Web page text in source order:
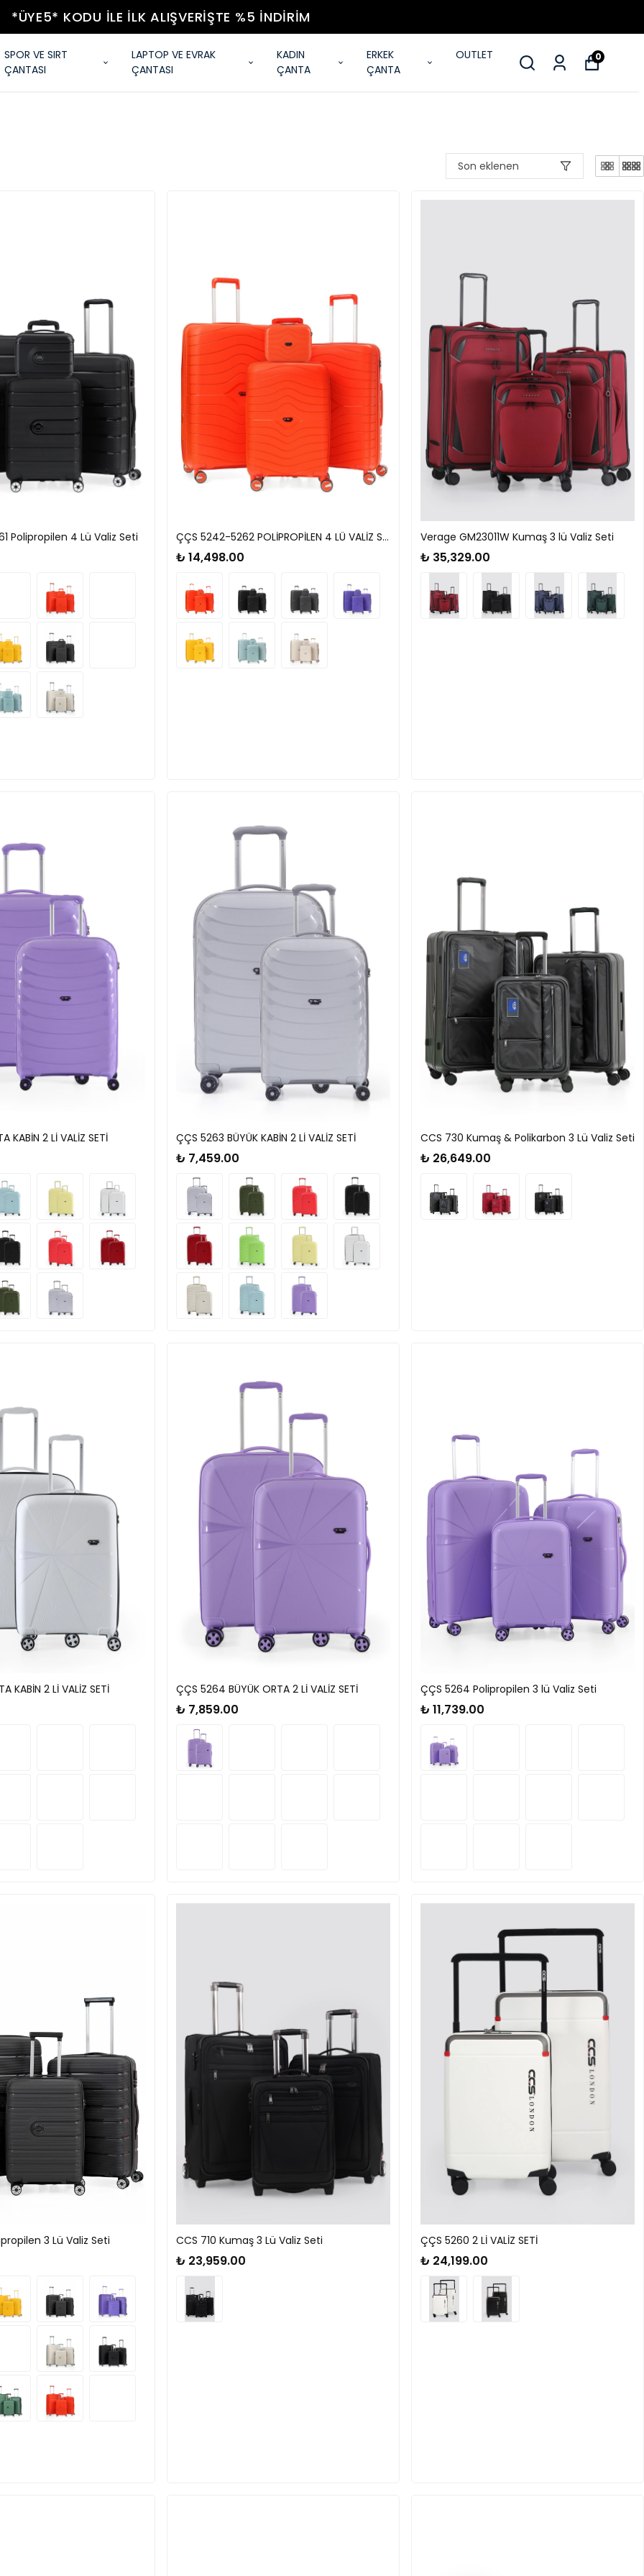
*ÜYE5* KODU ILE İLK ALIŞVERIŞTE %5 İNDIRIM
SPOR VE SIRT
ÇANTASI
LAPTOP VE EVRAK
ÇANTASI
KADIN
ÇANTA
ERKEK
ÇANTA
OUTLET 0
Son eklenen
Polipropilen 4 Lü Valiz Seti ÇÇS 5242-5262 POLİPROPİLEN 4 LÜ VALİZ SETİ
₺ 14,498.00
Verage GM23011W Kumaş 3 lü Valiz Seti
₺ 35,329.00
KABİN 2 Lİ VALİZ SETİ ÇÇS 5263 BÜYÜK KABİN 2 Lİ VALİZ SETİ
₺ 7,459.00
CCS 730 Kumaş & Polikarbon 3 Lü Valiz Seti
₺ 26,649.00
KABİN 2 Lİ VALİZ SETİ ÇÇS 5264 BÜYÜK ORTA 2 Lİ VALİZ SETİ
₺ 7,859.00
ÇÇS 5264 Polipropilen 3 lü Valiz Seti
₺ 11,739.00
3 Lü Valiz Seti CCS 710 Kumaş 3 Lü Valiz Seti
₺ 23,959.00
ÇÇS 5260 2 Lİ VALİZ SETİ
₺ 24,199.00